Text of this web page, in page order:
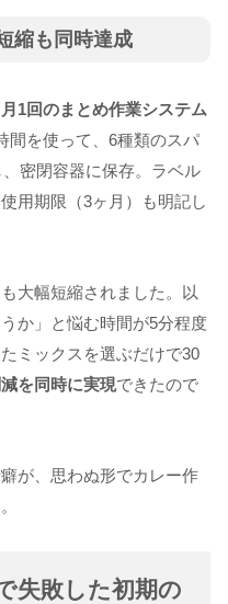
縮も同時達成
月1回のまとめ作業システム
間を使って、6種類のスパ
密閉容器に保存。ラベル
用期限（3ヶ月）も明記し
大幅短縮されました。以
か」と悩む時間が5分程度
ミックスを選ぶだけで30
を同時に実現できたので
が、思わぬ形でカレー作
失敗した初期の